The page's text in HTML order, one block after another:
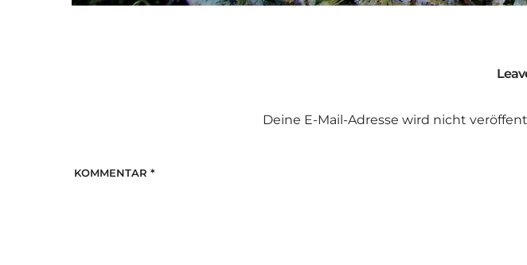
Deine E-Mail-Adresse wird nicht
KOMMENTAR *